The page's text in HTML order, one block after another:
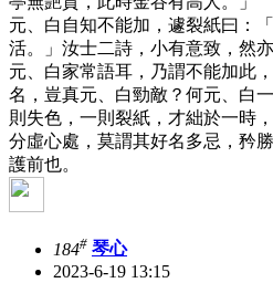
元、白自知不能加，遽裂紙曰：
活。」汝士二詩，小有意致，然亦
元、白家常語耳，乃謂不能加此
名，豈真元、白勁敵？何元、白一
則失色，一則裂紙，才絀於一時
分虛心處，莫謂其好名多忌，矜勝
護前也。
184# 琴心
2023-6-19 13:15